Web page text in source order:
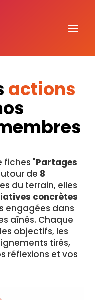
actions
fiches "Partages
de 8
du terrain, elles
concrètes
engagées dans
aînés. Chaque
objectifs, les
tirés,
réflexions et vos